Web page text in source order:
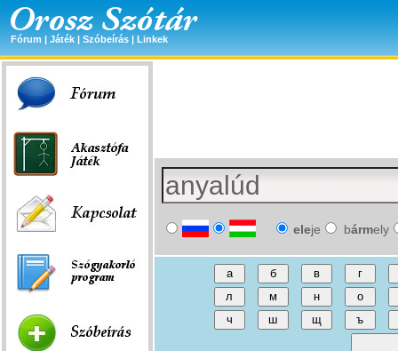
Fórum | Játék | Szóbeírás | Linkek
eleje bármely